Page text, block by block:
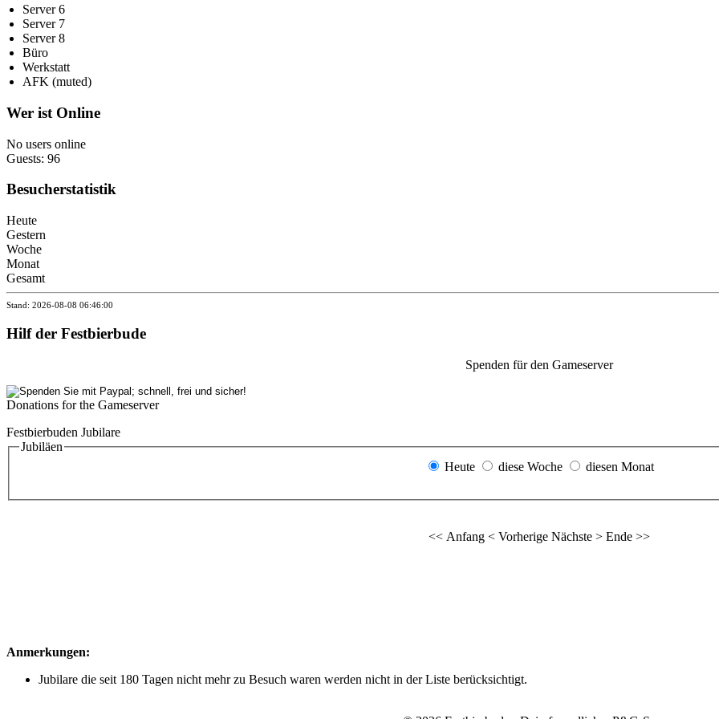
Server 6
Server 7
Server 8
Büro
Werkstatt
AFK (muted)
Wer ist Online
No users online
Guests: 96
Besucherstatistik
Heute
Gestern
Woche
Monat
Gesamt
Stand: 2026-08-08 06:46:00
Hilf der Festbierbude
Spenden für den Gameserver
Donations for the Gameserver
Festbierbuden Jubilare
Jubiläen
Heute
diese Woche
diesen Monat
<< Anfang < Vorherige Nächste > Ende >>
Anmerkungen:
Jubilare die seit 180 Tagen nicht mehr zu Besuch waren werden nicht in der Liste berücksichtigt.